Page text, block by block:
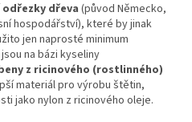
odřezky dřeva (původ Německo,
hospodářství), které by jinak
jen naprosté minimum
na bázi kyseliny
z ricinového (rostlinného)
materiál pro výrobu štětin,
jako nylon z ricinového oleje.